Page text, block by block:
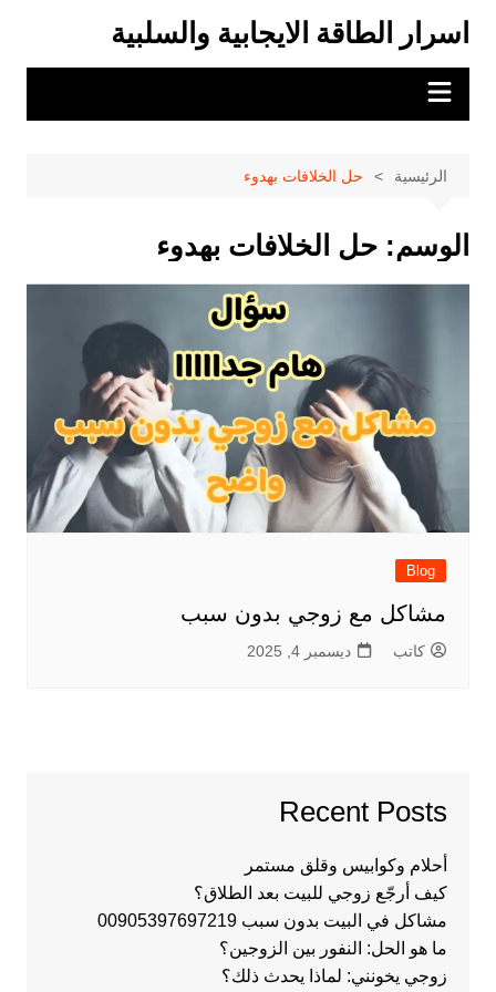
المحتوى
اسرار الطاقة الايجابية والسلبية
الرئيسية حل الخلافات بهدوء
الوسم: حل الخلافات بهدوء
Blog
مشاكل مع زوجي بدون سبب
كاتب ديسمبر 4, 2025
Recent Posts
أحلام وكوابيس وقلق مستمر
كيف أرجّع زوجي للبيت بعد الطلاق؟
مشاكل في البيت بدون سبب 00905397697219
ما هو الحل: النفور بين الزوجين؟
زوجي يخونني: لماذا يحدث ذلك؟